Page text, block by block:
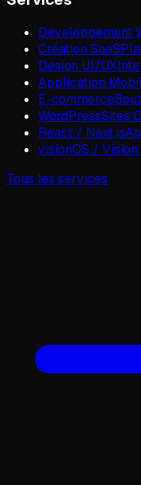
Développement
Création SaaS
Design UI/UX
Application
E-commerce
WordPressSites
React / Next.js
visionOS / Vision
Tous les services